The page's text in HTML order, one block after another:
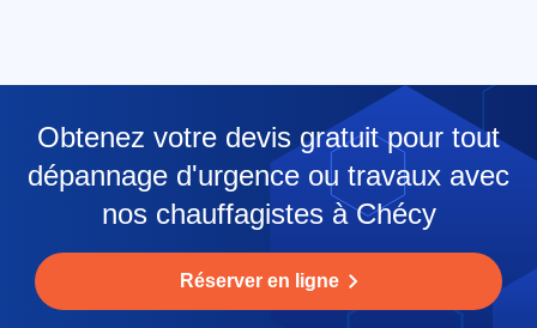
Obtenez votre devis gratuit pour tout
dépannage d'urgence ou travaux avec
nos chauffagistes à Chécy
Réserver en ligne